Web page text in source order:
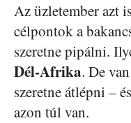
Az üzletember azt
célpontok a
szeretne pipálni.
Dél-Afrika. De
szeretne átlépni –
azon túl van.